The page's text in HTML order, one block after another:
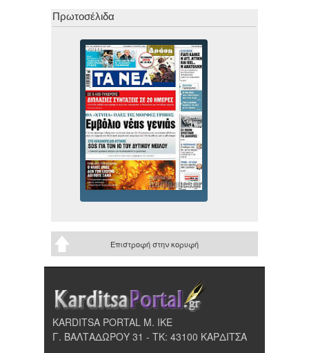
Πρωτοσέλιδα
Επιστροφή στην κορυφή
KARDITSA PORTAL Μ. ΙΚΕ
Γ. ΒΑΛΤΑΔΩΡΟΥ 31 - ΤΚ: 43100 ΚΑΡΔΙΤΣΑ